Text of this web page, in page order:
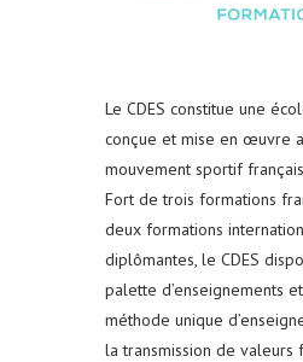
Le CDES constitue une
conçue et mise en œuvre
mouvement sportif
Fort de trois formations
deux formations
diplômantes, le CDES
palette d’enseignements
méthode unique
la transmission de valeurs